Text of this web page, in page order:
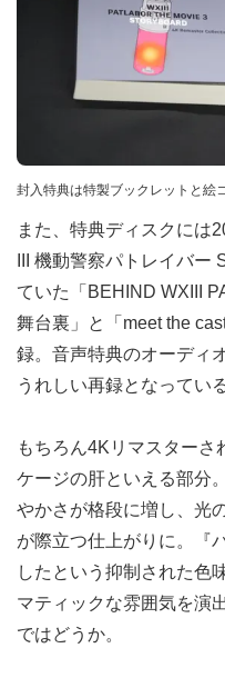
封入特典は特製ブックレットと絵
また、特典ディスクには
III 機動警察パトレイバ
ていた「BEHIND WXIII
舞台裏」と「meet the
録。音声特典のオーディ
うれしい再録となっている
もちろん4Kリマスターさ
ケージの肝といえる部分
やかさが格段に増し、光
が際立つ仕上がりに。『
したという抑制された色
マティックな雰囲気を演
ではどうか。